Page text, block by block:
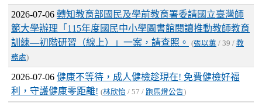
2026-07-06 轉知教育部國民及學前教育署委請國立臺灣師
範大學辦理「115年度國民中小學圖書館閱讀推動教師教育
訓練—初階研習（線上）」一案，請查照。
(張以蕙 / 39 / 教
務處)
2026-07-06 健康不等待，成人健檢趁現在! 免費健檢好福
利，守護健康零距離! (林欣怡 / 57 / 跑馬燈公告)